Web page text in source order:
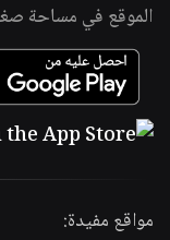
الموقع في مساحة
مواقع مفيدة: